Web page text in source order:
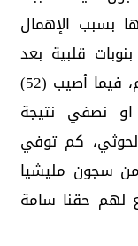
بسبب الإهمال
(92) معتقلاً بنوبات قلبية بعد
حرمانهم من وصول العلاج اللازم لهم، فيما أصيب (52)
نصفي نتيجة
كم توفي
من سجون مليشيا
لهم حقنا سامة